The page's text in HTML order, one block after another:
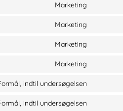
Marketing
Marketing
Marketing
Marketing
indtil undersøgelsen
indtil undersøgelsen